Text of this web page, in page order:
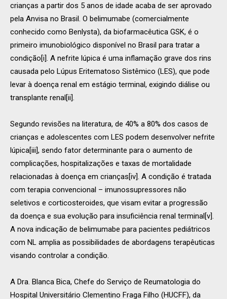
crianças a partir dos 5 anos de idade acaba de ser aprovado
pela Anvisa no Brasil. O belimumabe (comercialmente
conhecido como Benlysta), da biofarmacêutica GSK, é o
primeiro imunobiológico disponível no Brasil para tratar a
condição[i]. A nefrite lúpica é uma inflamação grave dos rins
causada pelo Lúpus Eritematoso Sistêmico (LES), que pode
levar à doença renal em estágio terminal, exigindo diálise ou
transplante renal[ii].
Segundo revisões na literatura, de 40% a 80% dos casos de
crianças e adolescentes com LES podem desenvolver nefrite
lúpica[iii], sendo fator determinante para o aumento de
complicações, hospitalizações e taxas de mortalidade
relacionadas à doença em crianças[iv]. A condição é tratada
com terapia convencional – imunossupressores não
seletivos e corticosteroides, que visam evitar a progressão
da doença e sua evolução para insuficiência renal terminal[v].
A nova indicação de belimumabe para pacientes pediátricos
com NL amplia as possibilidades de abordagens terapêuticas
visando controlar a condição.
A Dra. Blanca Bica, Chefe do Serviço de Reumatologia do
Hospital Universitário Clementino Fraga Filho (HUCFF), da